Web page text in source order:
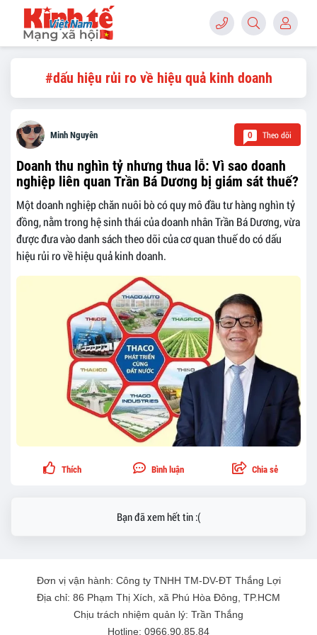
#dấu hiệu rủi ro về hiệu quả kinh doanh
Minh Nguyên 0 Theo dõi
Doanh thu nghìn tỷ nhưng thua lỗ: Vì sao doanh
nghiệp liên quan Trần Bá Dương bị giám sát thuế?
Một doanh nghiệp chăn nuôi bò có quy mô đầu tư hàng nghìn tỷ
đồng, nằm trong hệ sinh thái của doanh nhân Trần Bá Dương, vừa
được đưa vào danh sách theo dõi của cơ quan thuế do có dấu
hiệu rủi ro về hiệu quả kinh doanh.
Thích Bình luận Chia sẻ
Bạn đã xem hết tin :(
Đơn vị vận hành: Công ty TNHH TM-DV-ĐT Thắng Lợi
Địa chỉ: 86 Phạm Thị Xích, xã Phú Hòa Đông, TP.HCM
Chịu trách nhiệm quản lý: Trần Thắng
Hotline: 0966.90.85.84